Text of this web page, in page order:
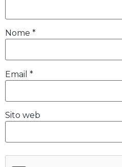
Nome *
Email *
Sito web